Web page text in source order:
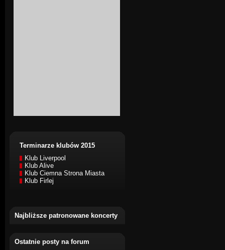
Terminarze klubów 2015
Klub Liverpool
Klub Alive
Klub Ciemna Strona Miasta
Klub Firlej
Najbliższe patronowane koncerty
Ostatnie posty na forum